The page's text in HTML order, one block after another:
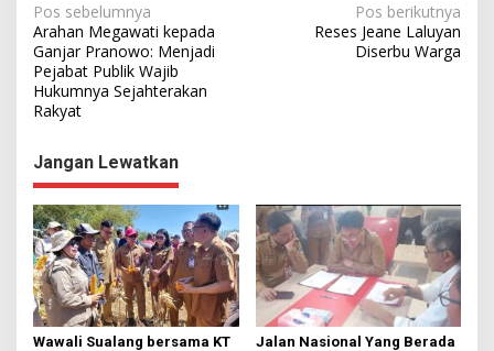
N
a
v
i
a
s
i
p
o
s
Pos sebelumnya
Arahan Megawati kepada
Ganjar Pranowo: Menjadi
Pejabat Publik Wajib
Hukumnya Sejahterakan
Rakyat
Pos berikutnya
Reses Jeane Laluyan
Diserbu Warga
Jangan Lewatkan
Wawali Sualang bersama KT
Jalan Nasional Yang Berada